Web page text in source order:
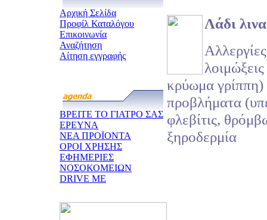
Αρχική Σελίδα
Προφίλ Καταλόγου
Επικοινωνία
Αναζήτηση
Αίτηση εγγραφής
ΒΡΕΙΤΕ ΤΟ ΓΙΑΤΡΟ ΣΑΣ
ΕΡΕΥΝΑ
ΝΕΑ ΠΡΟΪΟΝΤΑ
ΟΡΟΙ ΧΡΗΣΗΣ
ΕΦΗΜΕΡΙΕΣ
ΝΟΣΟΚΟΜΕΙΩΝ
DRIVE ME
Λάδι
κρύωμα
προβλήματα
φλεβίτις,
ξηροδερμία